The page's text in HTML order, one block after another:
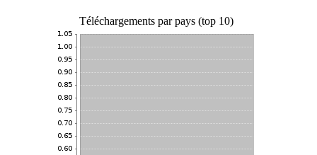
Téléchargements par pays (top 10)